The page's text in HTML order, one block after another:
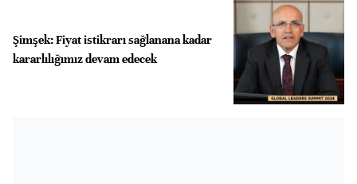
Şimşek: Fiyat istikrarı sağlanana kadar
kararlılığımız devam edecek